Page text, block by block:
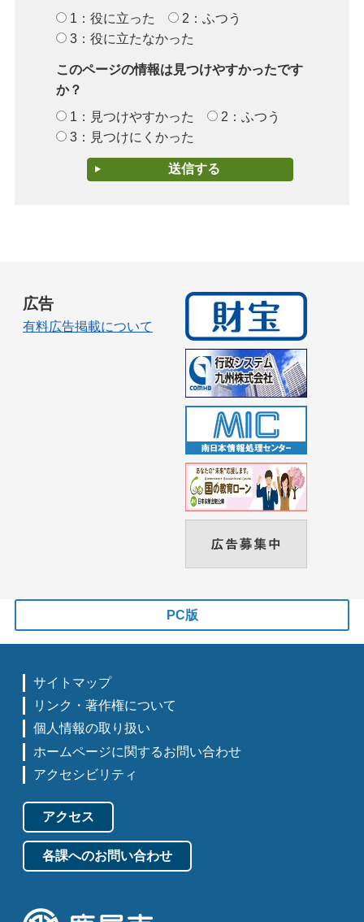
1：役に立った
2：ふつう
3：役に立たなかった
このページの情報は見つけやすかったです
か？
1：見つけやすかった
2：ふつう
3：見つけにくかった
広告
有料広告掲載について
PC版
サイトマップ
リンク・著作権について
個人情報の取り扱い
ホームページに関するお問い合わせ
アクセシビリティ
アクセス
各課へのお問い合わせ